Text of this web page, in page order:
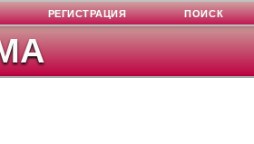
РЕГИСТРАЦИЯ ПОИСК